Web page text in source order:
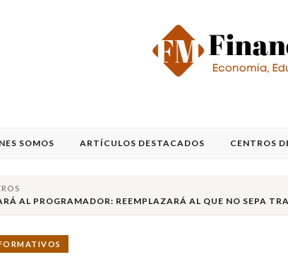
SOMOS ARTÍCULOS DESTACADOS CENTROS
AL PROGRAMADOR: REEMPLAZARÁ AL QUE NO SEPA